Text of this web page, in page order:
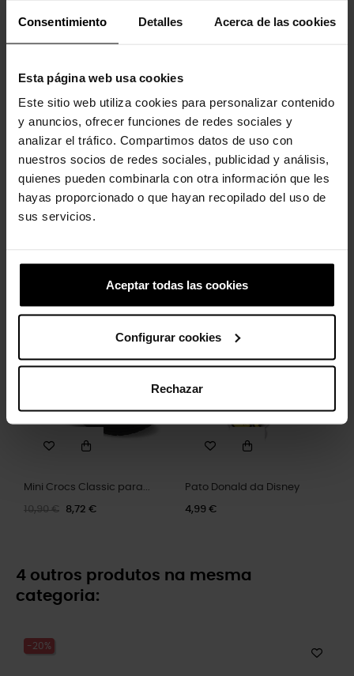
Consentimiento Detalles Acerca de las cookies
Esta página web usa cookies
Este sitio web utiliza cookies para personalizar contenido
y anuncios, ofrecer funciones de redes sociales y
analizar el tráfico. Compartimos datos de uso con
nuestros socios de redes sociales, publicidad y análisis,
quienes pueden combinarla con otra información que les
hayas proporcionado o que hayan recopilado del uso de
sus servicios.
Aceptar todas las cookies
Configurar cookies
Rechazar
produto também compraram:
Spade Card Zuecos unisex Classic Toy...
79,90 €
Mini Crocs Classic para...
10,90 € 8,72 €
Pato Donald da Disney
4,99 €
4 outros produtos na mesma
categoria:
-20%